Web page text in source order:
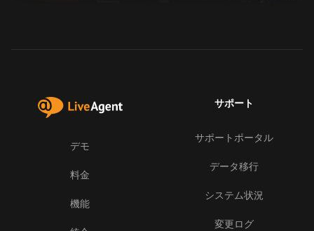
デモ
料金
機能
サポート
サポートポータル
データ移行
システム状況
変更ログ